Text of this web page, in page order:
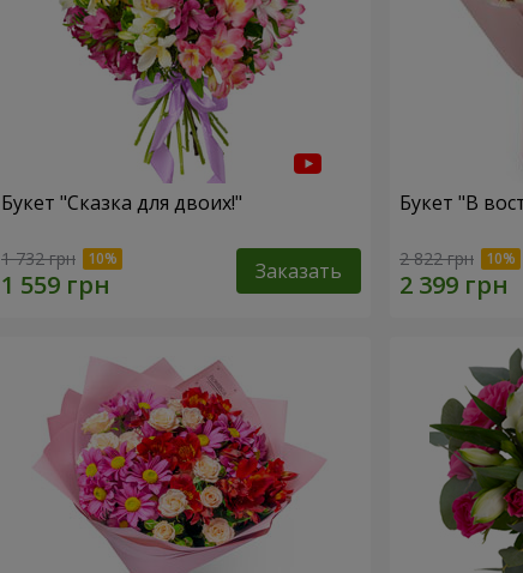
Букет "Сказка для двоих!"
1 732 грн Заказать
Букет "В
2 822 грн